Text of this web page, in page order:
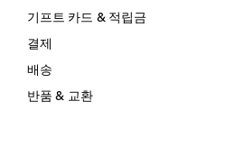
기프트 카드 & 적립금
결제
배송
반품 & 교환